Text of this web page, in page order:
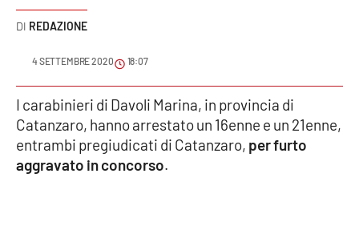
Podcast
Meteo
Editoriali
VIDEO
REDAZIONE
4 SETTEMBRE 2020 18:07
I carabinieri di Davoli Marina, in provincia di
Catanzaro, hanno arrestato un 16enne e un 21enne,
entrambi pregiudicati di Catanzaro, per furto
aggravato in concorso.